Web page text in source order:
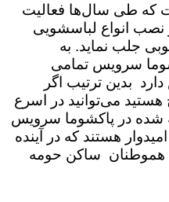
که طی سال‌ها فعالیت
انواع لباسشویی
جلب نماید. به
سرویس تمامی
بدین ترتیب اگر
می‌توانید در اسرع
شده در پاکشوما سرویس
هستند که در آینده
هموطنان ساکن حومه